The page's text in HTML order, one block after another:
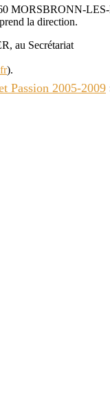
MORSBRONN-
la direction.
au Secrétariat
).
Passion 2005-2009